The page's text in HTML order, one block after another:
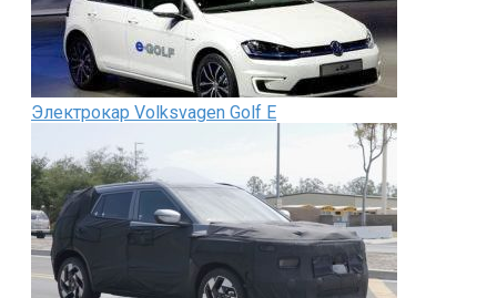
Электрокар Volksvagen Golf E